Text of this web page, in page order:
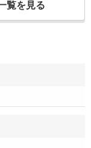
覧を見る